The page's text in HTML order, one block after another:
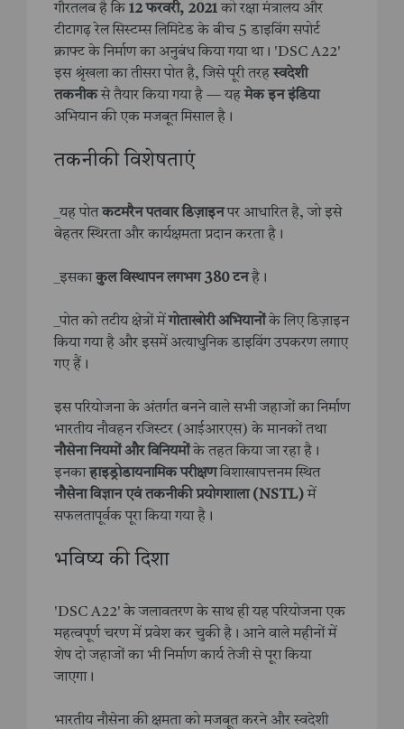
गौरतलब है कि 12 फरवरी, 2021 को रक्षा मंत्रालय और
टीटागढ़ रेल सिस्टम्स लिमिटेड के बीच 5 डाइविंग सपोर्ट
क्राफ्ट के निर्माण का अनुबंध किया गया था। 'DSC A22'
इस श्रृंखला का तीसरा पोत है, जिसे पूरी तरहस्वदेशी
तकनीकसे तैयार किया गया है — यहमेक इन इंडिया
अभियान की एक मजबूत मिसाल है।
तकनीकी विशेषताएं
_यह पोतकटमरैन पतवार डिज़ाइनपर आधारित है, जो इसे
बेहतर स्थिरता और कार्यक्षमता प्रदान करता है।
_इसकाकुल विस्थापन लगभग 380 टनहै।
_पोत को तटीय क्षेत्रों मेंगोताखोरी अभियानोंके लिए डिज़ाइन
किया गया है और इसमें अत्याधुनिक डाइविंग उपकरण लगाए
गए हैं।
इस परियोजना के अंतर्गत बनने वाले सभी जहाजों का निर्माण
भारतीय नौवहन रजिस्टर (आईआरएस) के मानकों तथा
नौसेना नियमों और विनियमोंके तहत किया जा रहा है।
इनकाहाइड्रोडायनामिक परीक्षणविशाखापत्तनम स्थित
नौसेना विज्ञान एवं तकनीकी प्रयोगशाला (NSTL)में
सफलतापूर्वक पूरा किया गया है।
भविष्य की दिशा
'DSC A22' के जलावतरण के साथ ही यह परियोजना एक
महत्वपूर्ण चरण में प्रवेश कर चुकी है। आने वाले महीनों में
शेष दो जहाजों का भी निर्माण कार्य तेजी से पूरा किया
जाएगा।
भारतीय नौसेना की क्षमता को मजबूत करने और स्वदेशी